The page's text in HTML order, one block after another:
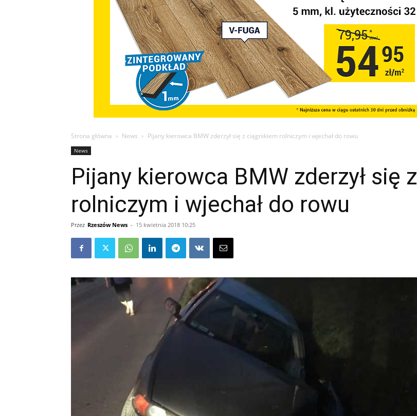
Strona główna News Pijany kierowca BMW zderzył się z ciągnikiem rolniczym i wjechał do rowu
News
Pijany kierowca BMW zderzył się
rolniczym i wjechał do rowu
Przez Rzeszów News - 15 kwietnia 2018 10:25